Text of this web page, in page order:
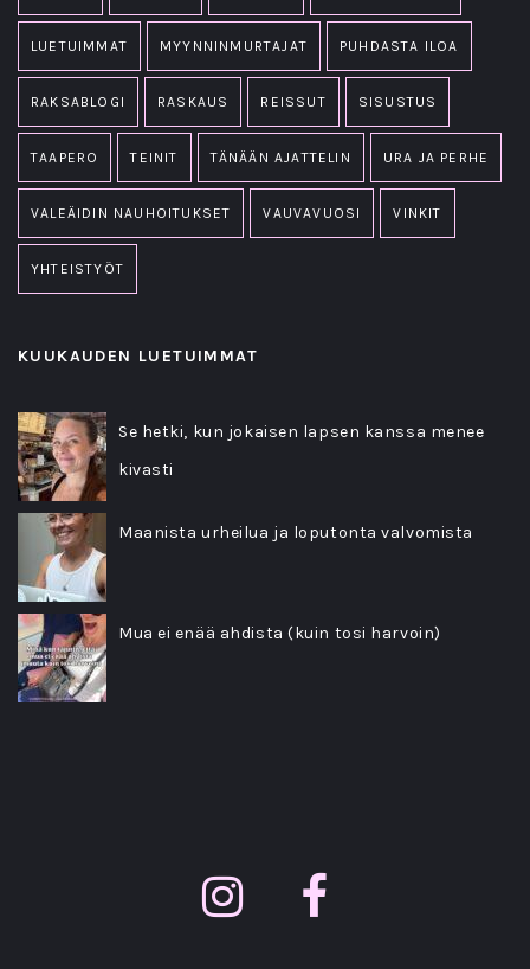
LUETUIMMAT MYYNNINMURTAJAT PUHDASTA ILOA
RAKSABLOGI RASKAUS REISSUT SISUSTUS
TAAPERO TEINIT TÄNÄÄN AJATTELIN URA JA PERHE
VALEÄIDIN NAUHOITUKSET VAUVAVUOSI VINKIT
YHTEISTYÖT
KUUKAUDEN LUETUIMMAT
Se hetki, kun jokaisen lapsen kanssa menee
kivasti
Maanista urheilua ja loputonta valvomista
Mua ei enää ahdista (kuin tosi harvoin)